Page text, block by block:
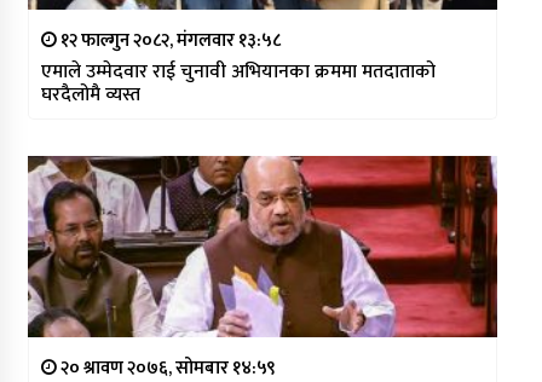
१२ फाल्गुन २०८२, मंगलवार १३:५८
एमाले उम्मेदवार राई चुनावी अभियानका क्रममा मतदाताको
घरदैलोमै व्यस्त
२० श्रावण २०७६, सोमबार १४:५९